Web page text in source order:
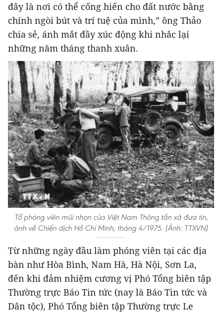
đây là nơi có thể cống hiến cho đất nước bằng
chính ngòi bút và trí tuệ của mình,” ông Thảo
chia sẻ, ánh mắt đầy xúc động khi nhắc lại
những năm tháng thanh xuân.
Tổ phóng viên mũi nhọn của Việt Nam Thông tấn xã đưa tin,
ảnh về Chiến dịch Hồ Chí Minh, tháng 4/1975. (Ảnh: TTXVN)
Từ những ngày đầu làm phóng viên tại các địa
bàn như Hòa Bình, Nam Hà, Hà Nội, Sơn La,
đến khi đảm nhiệm cương vị Phó Tổng biên tập
Thường trực Báo Tin tức (nay là Báo Tin tức và
Dân tộc), Phó Tổng biên tập Thường trực Le